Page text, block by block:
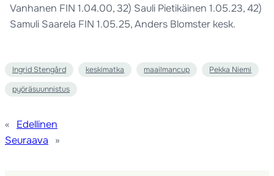
Vanhanen FIN 1.04.00, 32) Sauli Pietikäinen 1.05.23, 42)
Samuli Saarela FIN 1.05.25, Anders Blomster kesk.
Ingrid Stengård keskimatka maailmancup Pekka Niemi
pyöräsuunnistus
«
Edellinen
Seuraava
»